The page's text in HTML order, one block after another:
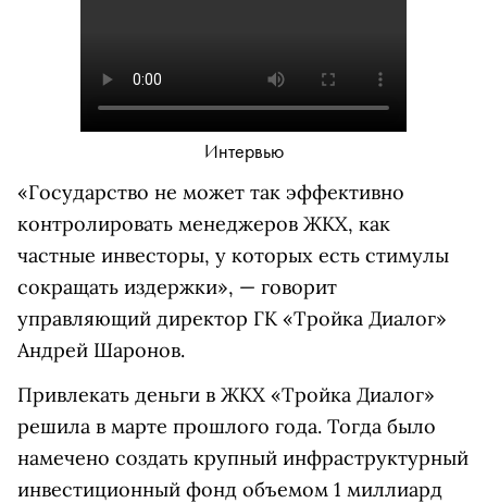
Интервью
«Государство не может так эффективно
контролировать менеджеров ЖКХ, как
частные инвесторы, у которых есть стимулы
сокращать издержки», — говорит
управляющий директор ГК «Тройка Диалог»
Андрей Шаронов.
Привлекать деньги в ЖКХ «Тройка Диалог»
решила в марте прошлого года. Тогда было
намечено создать крупный инфраструктурный
инвестиционный фонд объемом 1 миллиард